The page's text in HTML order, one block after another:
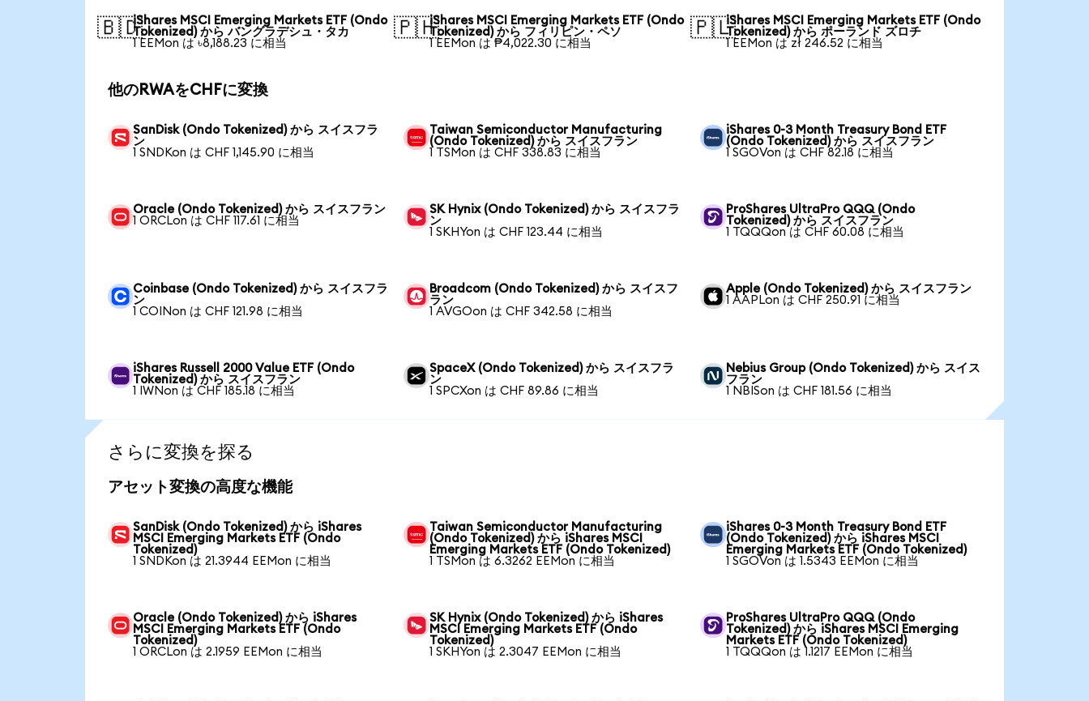
🇧🇩iShares MSCI Emerging Markets ETF (Ondo
Tokenized) から バングラデシュ・タカ
1 EEMon は ৳8,188.23 に相当
🇵🇭iShares MSCI Emerging Markets ETF (Ondo
Tokenized) から フィリピン・ペソ
1 EEMon は ₱4,022.30 に相当
🇵🇱iShares MSCI Emerging Markets ETF (Ondo
Tokenized) から ポーランド ズロチ
1 EEMon は zł 246.52 に相当
他のRWAをCHFに変換
SanDisk (Ondo Tokenized) から スイスフラ
ン
1 SNDKon は CHF 1,145.90 に相当
Taiwan Semiconductor Manufacturing
(Ondo Tokenized) から スイスフラン
1 TSMon は CHF 338.83 に相当
iShares 0-3 Month Treasury Bond ETF
(Ondo Tokenized) から スイスフラン
1 SGOVon は CHF 82.18 に相当
Oracle (Ondo Tokenized) から スイスフラン
1 ORCLon は CHF 117.61 に相当
SK Hynix (Ondo Tokenized) から スイスフラ
ン
1 SKHYon は CHF 123.44 に相当
ProShares UltraPro QQQ (Ondo
Tokenized) から スイスフラン
1 TQQQon は CHF 60.08 に相当
Coinbase (Ondo Tokenized) から スイスフラ
ン
1 COINon は CHF 121.98 に相当
Broadcom (Ondo Tokenized) から スイスフ
ラン
1 AVGOon は CHF 342.58 に相当
Apple (Ondo Tokenized) から スイスフラン
1 AAPLon は CHF 250.91 に相当
iShares Russell 2000 Value ETF (Ondo
Tokenized) から スイスフラン
1 IWNon は CHF 185.18 に相当
SpaceX (Ondo Tokenized) から スイスフラ
ン
1 SPCXon は CHF 89.86 に相当
Nebius Group (Ondo Tokenized) から スイス
フラン
1 NBISon は CHF 181.56 に相当
さらに変換を探る
アセット変換の高度な機能
SanDisk (Ondo Tokenized) から iShares
MSCI Emerging Markets ETF (Ondo
Tokenized)
1 SNDKon は 21.3944 EEMon に相当
Taiwan Semiconductor Manufacturing
(Ondo Tokenized) から iShares MSCI
Emerging Markets ETF (Ondo Tokenized)
1 TSMon は 6.3262 EEMon に相当
iShares 0-3 Month Treasury Bond ETF
(Ondo Tokenized) から iShares MSCI
Emerging Markets ETF (Ondo Tokenized)
1 SGOVon は 1.5343 EEMon に相当
Oracle (Ondo Tokenized) から iShares
MSCI Emerging Markets ETF (Ondo
Tokenized)
1 ORCLon は 2.1959 EEMon に相当
SK Hynix (Ondo Tokenized) から iShares
MSCI Emerging Markets ETF (Ondo
Tokenized)
1 SKHYon は 2.3047 EEMon に相当
ProShares UltraPro QQQ (Ondo
Tokenized) から iShares MSCI Emerging
Markets ETF (Ondo Tokenized)
1 TQQQon は 1.1217 EEMon に相当